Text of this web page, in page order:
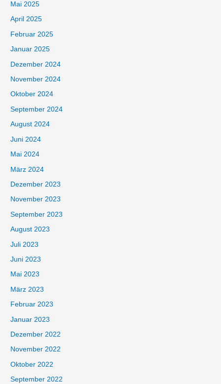
Mai 2025
April 2025
Februar 2025
Januar 2025
Dezember 2024
November 2024
Oktober 2024
September 2024
August 2024
Juni 2024
Mai 2024
März 2024
Dezember 2023
November 2023
September 2023
August 2023
Juli 2023
Juni 2023
Mai 2023
März 2023
Februar 2023
Januar 2023
Dezember 2022
November 2022
Oktober 2022
September 2022